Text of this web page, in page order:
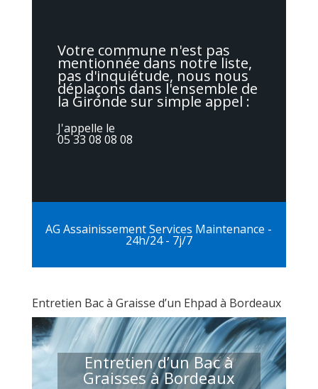
Votre commune n'est pas
mentionnée dans notre liste,
pas d'inquiétude, nous nous
déplaçons dans l'ensemble de
la Gironde sur simple appel :
J'appelle le
05 33 08 08 08
AG Assainissement Services Maintenance -
24h/24 - 7j/7
Entretien Bac à Graisse d’un Ehpad à Bordeaux
Entretien d’un Bac à
Graisses à Bordeaux